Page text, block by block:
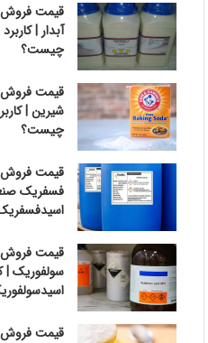
قیمت فروش
آبدار |
چیست؟
قیمت
شیرین |
چیست؟
قیمت فروش
فسفریک
قیمت فروش
سولفوریک |
قیمت فروش